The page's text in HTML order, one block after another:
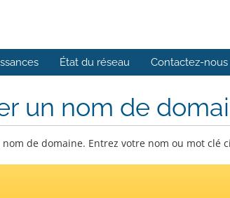
État du réseau Contactez-nous
un nom de
de domaine. Entrez votre nom ou mot